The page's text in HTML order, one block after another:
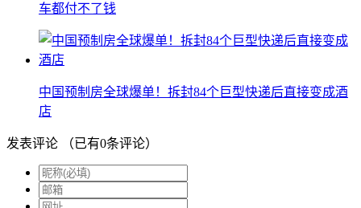
车都付不了钱
中国预制房全球爆单！拆封84个巨型快递后直接变成酒
店
发表评论 （已有0条评论）